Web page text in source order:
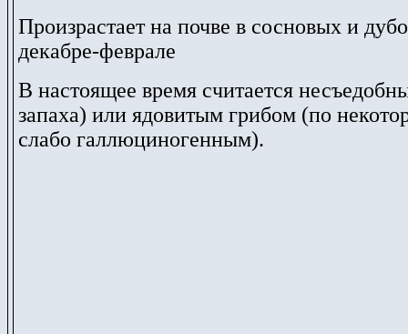
Произрастает на почве в сосновых и
декабре-феврале
В настоящее время считается
запаха) или ядовитым грибом (по
слабо галлюциногенным).